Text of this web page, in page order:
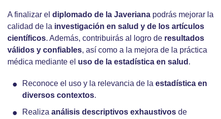
A finalizar el diplomado de la Javeriana podrás mejorar la
calidad de la investigación en salud y de los artículos
científicos. Además, contribuirás al logro de resultados
válidos y confiables, así como a la mejora de la práctica
médica mediante el uso de la estadística en salud .
Reconoce el uso y la relevancia de la estadística en
diversos contextos.
Realiza análisis descriptivos exhaustivos de